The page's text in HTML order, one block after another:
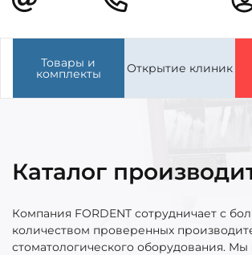
Товары и
комплекты Открытие клиник
Каталог
Компания FORDENT сотрудничает с
количеством проверенных
стоматологического оборудования. Мы